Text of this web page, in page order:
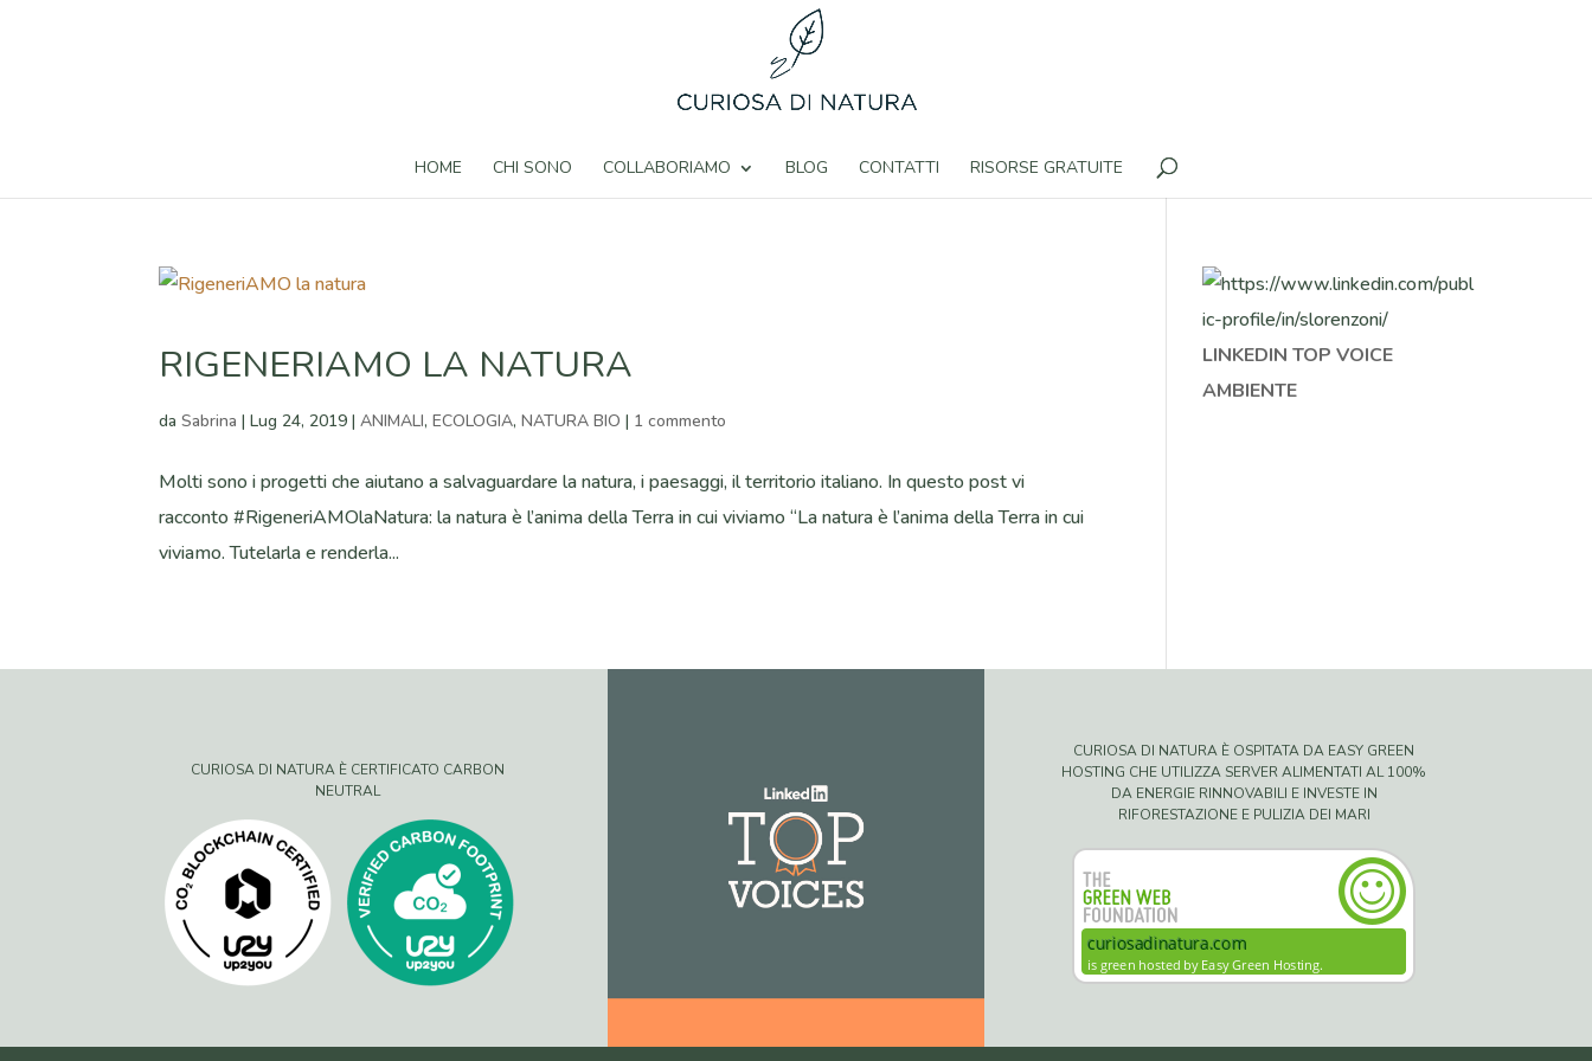
HOME CHI SONO COLLABORIAMO BLOG CONTATTI RISORSE GRATUITE
RIGENERIAMO LA NATURA
daSabrina |Lug 24, 2019 |ANIMALI,ECOLOGIA,NATURA BIO | 1 commento
Molti sono i progetti che aiutano a salvaguardare la natura, i paesaggi, il territorio italiano. In questo post vi
racconto #RigeneriAMOlaNatura: la natura è l’anima della Terra in cui viviamo “La natura è l’anima della Terra in cui
viviamo. Tutelarla e renderla...
LINKEDIN TOP VOICE
AMBIENTE
CURIOSA DI NATURA È CERTIFICATO CARBON
NEUTRAL
CURIOSA DI NATURA È OSPITATA DA EASY GREEN
HOSTING CHE UTILIZZA SERVER ALIMENTATI AL 100%
DA ENERGIE RINNOVABILI E INVESTE IN
RIFORESTAZIONE E PULIZIA DEI MARI